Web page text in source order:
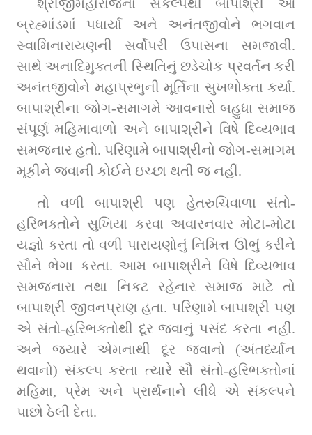
શ્રીજીમહારાજના સંકલ્પથી બાપાશ્રી આ
બ્રહ્માંડમાં પધાર્યા અને અનંતજીવોને ભગવાન
સ્વામિનારાયણની સર્વોપરી ઉપાસના સમજાવી.
સાથે અનાદિમુક્તની સ્થિતિનું છડેચોક પ્રવર્તન કરી
અનંતજીવોને મહાપ્રભુની મૂર્તિના સુખભોક્તા કર્યા.
બાપાશ્રીના જોગ-સમાગમે આવનારો બહુધા સમાજ
સંપૂર્ણ મહિમાવાળો અને બાપાશ્રીને વિષે દિવ્યભાવ
સમજનાર હતો. પરિણામે બાપાશ્રીનો જોગ-સમાગમ
મૂકીને જવાની કોઈને ઇચ્છા થતી જ નહીં.
તો વળી બાપાશ્રી પણ હેતરુચિવાળા સંતો-
હરિભક્તોને સુખિયા કરવા અવારનવાર મોટા-મોટા
યજ્ઞો કરતા તો વળી પારાયણોનું નિમિત્ત ઊભું કરીને
સૌને ભેગા કરતા. આમ બાપાશ્રીને વિષે દિવ્યભાવ
સમજનારા તથા નિકટ રહેનાર સમાજ માટે તો
બાપાશ્રી જીવનપ્રાણ હતા. પરિણામે બાપાશ્રી પણ
એ સંતો-હરિભક્તોથી દૂર જવાનું પસંદ કરતા નહીં.
અને જ્યારે એમનાથી દૂર જવાનો (અંતર્ધ્યાન
થવાનો) સંકલ્પ કરતા ત્યારે સૌ સંતો-હરિભક્તોનાં
મહિમા, પ્રેમ અને પ્રાર્થનાને લીધે એ સંકલ્પને
પાછો ઠેલી દેતા.